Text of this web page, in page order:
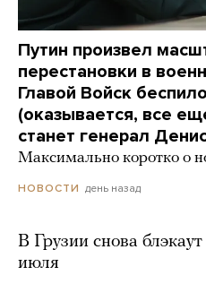
Путин произвел
перестановки в
Главой Войск
(оказывается, все
станет генерал
Максимально коротко о
НОВОСТИ день назад
В Грузии снова
июля